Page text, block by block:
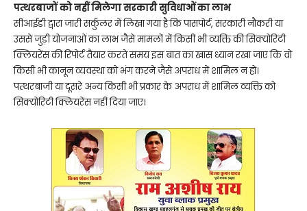
पत्थरबाजों को नहीं मिलेगा सरकारी सुविधाओं का लाभ
सीआईडी द्वारा जारी सर्कुलर में लिखा गया है कि पासपोर्ट, सरकारी नौकरी या
उससे जुड़ी योजनाओं का लाभ जैसे मामलों में किसी भी व्यक्ति की सिक्योरिटी
क्लियरेंस की रिपोर्ट तैयार करते समय इस बात का खास ध्यान रखा जाए कि वो
किसी भी कानून व्यवस्था को भंग करने जैसे अपराध में शामिल न हो।
पत्थरबाजी या दूसरे अन्य किसी भी प्रकार के अपराध में शामिल व्यक्ति को
सिक्योरिटी क्लियरेंस नहीं दिया जाए।